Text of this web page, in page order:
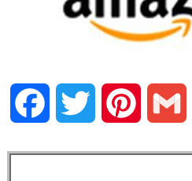
Facebook Twitter Pinterest